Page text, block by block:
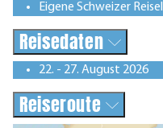
Eigene Schweizer
Reisedaten
22. - 27. August 2026
Reiseroute